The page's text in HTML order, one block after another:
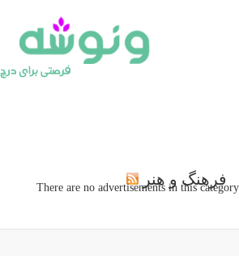
فرهنگ و هنر
There are no advertisements in this category